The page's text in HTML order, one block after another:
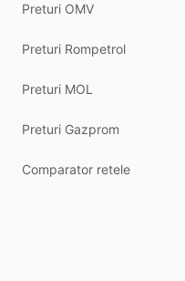
Preturi OMV
Preturi Rompetrol
Preturi MOL
Preturi Gazprom
Comparator retele